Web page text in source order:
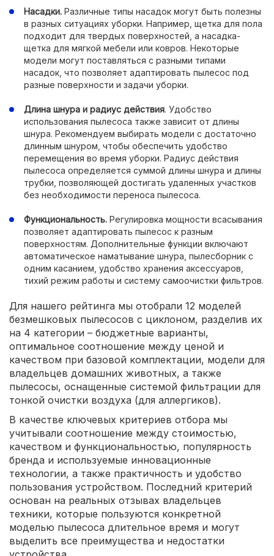
Насадки. Различные типы насадок могут быть полезны
в разных ситуациях уборки. Например, щетка для пола
подходит для твердых поверхностей, а насадка-
щетка для мягкой мебели или ковров. Некоторые
модели могут поставляться с разными типами
насадок, что позволяет адаптировать пылесос под
разные поверхности и задачи уборки.
Длина шнура и радиус действия. Удобство
использования пылесоса также зависит от длины
шнура. Рекомендуем выбирать модели с достаточно
длинным шнуром, чтобы обеспечить удобство
перемещения во время уборки. Радиус действия
пылесоса определяется суммой длины шнура и длины
трубки, позволяющей достигать удаленных участков
без необходимости переноса пылесоса.
Функциональность. Регулировка мощности всасывания
позволяет адаптировать пылесос к разным
поверхностям. Дополнительные функции включают
автоматическое наматывание шнура, пылесборник с
одним касанием, удобство хранения аксессуаров,
тихий режим работы и систему самоочистки фильтров.
Для нашего рейтинга мы отобрали 12 моделей
безмешковых пылесосов с циклоном, разделив их
на 4 категории – бюджетные варианты,
оптимальное соотношение между ценой и
качеством при базовой комплектации, модели для
владельцев домашних животных, а также
пылесосы, оснащенные системой фильтрации для
тонкой очистки воздуха (для аллергиков).
В качестве ключевых критериев отбора мы
учитывали соотношение между стоимостью,
качеством и функциональностью, популярность
бренда и используемые инновационные
технологии, а также практичность и удобство
пользования устройством. Последний критерий
основан на реальных отзывах владельцев
техники, которые пользуются конкретной
моделью пылесоса длительное время и могут
выделить все преимущества и недостатки